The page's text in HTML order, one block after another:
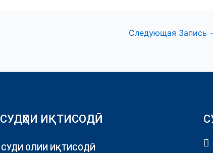
Следующая Запись
СУДҲОИ ИҚТИСОДӢ
СУДИ ОЛИИ ИҚТИСОДӢ